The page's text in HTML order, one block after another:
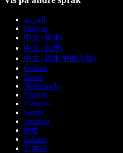
العربية
Magyar
中文 (简体)
中文 (台灣)
中文 (简体 中国大陆)
Čeština
Dansk
Nederlands
English
Français
Suomi
Deutsch
हिन्दी
Italiano
日本語